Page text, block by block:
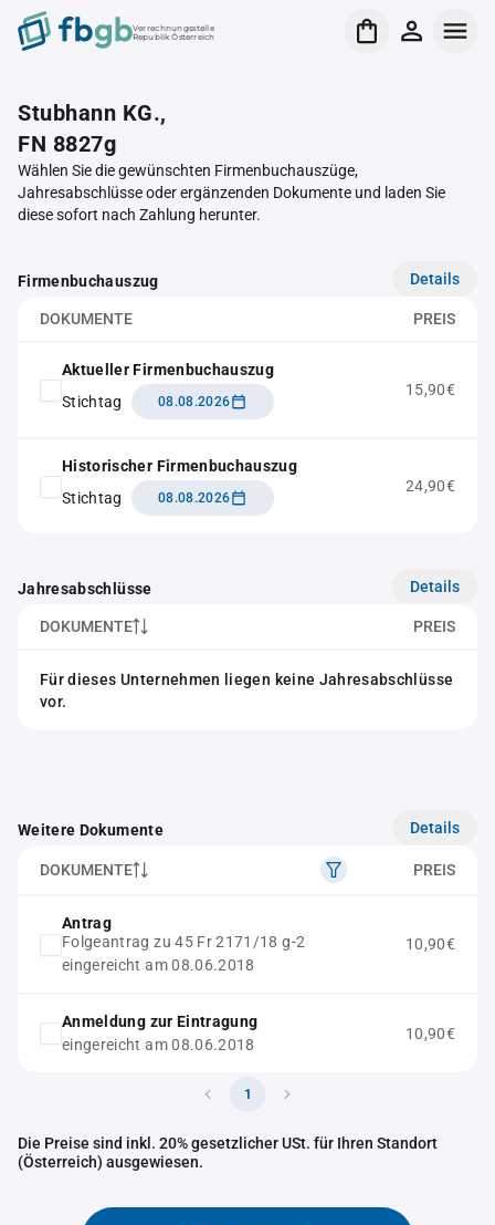
Verrechnungsstelle
Republik Österreich
Stubhann KG.,
FN 8827g
Wählen Sie die gewünschten Firmenbuchauszüge,
Jahresabschlüsse oder ergänzenden Dokumente und laden Sie
diese sofort nach Zahlung herunter.
Firmenbuchauszug Details
DOKUMENTE PREIS
Aktueller Firmenbuchauszug
Stichtag
08.08.2026
15,90€
Historischer Firmenbuchauszug
Stichtag
08.08.2026
24,90€
Jahresabschlüsse Details
DOKUMENTE PREIS
Für dieses Unternehmen liegen keine Jahresabschlüsse
vor.
Weitere Dokumente Details
DOKUMENTE PREIS
Antrag
Folgeantrag zu 45 Fr 2171/18 g-2
eingereicht am 08.06.2018
10,90€
Anmeldung zur Eintragung
eingereicht am 08.06.2018
10,90€
1
Die Preise sind inkl. 20% gesetzlicher USt. für Ihren Standort
(Österreich) ausgewiesen.